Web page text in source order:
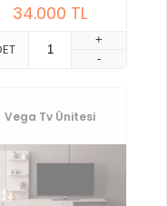
34.000 TL
+
-
Vega Tv Ünitesi